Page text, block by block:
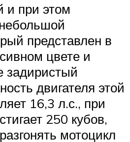
при этом
представлен в
цвете и
задиристый
двигателя этой
16,3 л.с., при
250 кубов,
мотоцикл